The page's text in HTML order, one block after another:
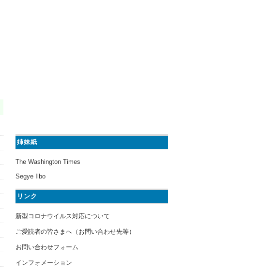
姉妹紙
The Washington Times
Segye Ilbo
リンク
新型コロナウイルス対応について
ご愛読者の皆さまへ（お問い合わせ先等）
お問い合わせフォーム
インフォメーション